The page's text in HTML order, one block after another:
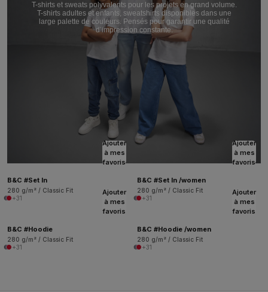
T-shirts et sweats polyvalents pour les projets en grand volume.
T-shirts adultes et enfants, sweatshirts disponibles dans une
large palette de couleurs. Pensés pour garantir une qualité
d’impression constante.
Ajouter
à mes
favoris
B&C #Set In
280 g/m² / Classic Fit
+31
Ajouter
à mes
favoris
B&C #Set In /women
280 g/m² / Classic Fit
+31
Ajouter
à mes
favoris
B&C #Hoodie
280 g/m² / Classic Fit
+31
Ajouter
à mes
favoris
B&C #Hoodie /women
280 g/m² / Classic Fit
+31